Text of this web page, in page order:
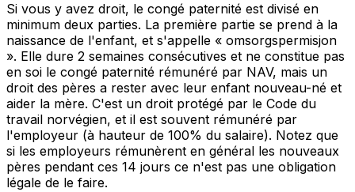
Si vous y avez droit, le congé paternité est divisé en
minimum deux parties. La première partie se prend à la
naissance de l'enfant, et s'appelle « omsorgspermisjon
». Elle dure 2 semaines consécutives et ne constitue pas
en soi le congé paternité rémunéré par NAV, mais un
droit des pères a rester avec leur enfant nouveau-né et
aider la mère. C'est un droit protégé par le Code du
travail norvégien, et il est souvent rémunéré par
l'employeur (à hauteur de 100% du salaire). Notez que
si les employeurs rémunèrent en général les nouveaux
pères pendant ces 14 jours ce n'est pas une obligation
légale de le faire.